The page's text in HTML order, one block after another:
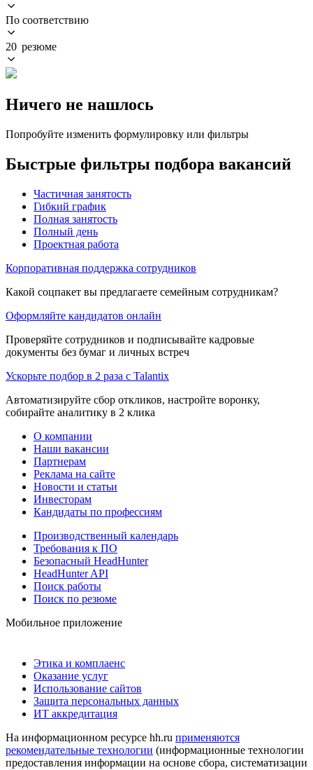
По соответствию
20 резюме
Ничего не нашлось
Попробуйте изменить формулировку или фильтры
Быстрые фильтры подбора вакансий
Частичная занятость
Гибкий график
Полная занятость
Полный день
Проектная работа
Корпоративная поддержка сотрудников
Какой соцпакет вы предлагаете семейным сотрудникам?
Оформляйте кандидатов онлайн
Проверяйте сотрудников и подписывайте кадровые
документы без бумаг и личных встреч
Ускорьте подбор в 2 раза с Talantix
Автоматизируйте сбор откликов, настройте воронку,
собирайте аналитику в 2 клика
О компании
Наши вакансии
Партнерам
Реклама на сайте
Новости и статьи
Инвесторам
Кандидаты по профессиям
Производственный календарь
Требования к ПО
Безопасный HeadHunter
HeadHunter API
Поиск работы
Поиск по резюме
Мобильное приложение
Этика и комплаенс
Оказание услуг
Использование сайтов
Защита персональных данных
ИТ аккредитация
На информационном ресурсе hh.ru применяются
рекомендательные технологии (информационные технологии
предоставления информации на основе сбора, систематизации